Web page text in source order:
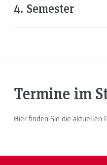
4. Semester
Termine im
Hier finden Sie die aktuellen